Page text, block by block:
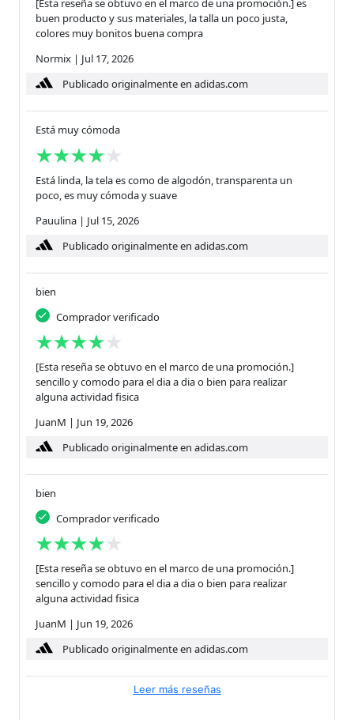
[Esta reseña se obtuvo en el marco de una promoción.] es
buen producto y sus materiales, la talla un poco justa,
colores muy bonitos buena compra
Normix | Jul 17, 2026
Publicado originalmente en adidas.com
Está muy cómoda
Está linda, la tela es como de algodón, transparenta un
poco, es muy cómoda y suave
Pauulina | Jul 15, 2026
Publicado originalmente en adidas.com
bien
Comprador verificado
[Esta reseña se obtuvo en el marco de una promoción.]
sencillo y comodo para el dia a dia o bien para realizar
alguna actividad fisica
JuanM | Jun 19, 2026
Publicado originalmente en adidas.com
bien
Comprador verificado
[Esta reseña se obtuvo en el marco de una promoción.]
sencillo y comodo para el dia a dia o bien para realizar
alguna actividad fisica
JuanM | Jun 19, 2026
Publicado originalmente en adidas.com
Leer más reseñas